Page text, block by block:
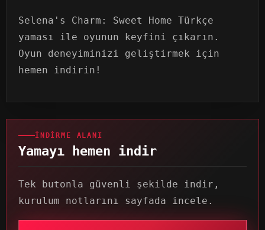
Selena's Charm: Sweet Home Türkçe
yaması ile oyunun keyfini çıkarın.
Oyun deneyiminizi geliştirmek için
hemen indirin!
İNDIRME ALANI
Yamayı hemen indir
Tek butonla güvenli şekilde indir,
kurulum notlarını sayfada incele.